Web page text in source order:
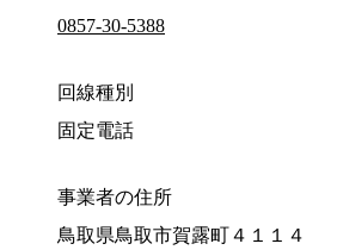
0857-30-5388
回線種別
固定電話
事業者の住所
鳥取県鳥取市賀露町４１１４